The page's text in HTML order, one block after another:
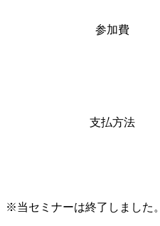
参加費
支払方法
※当セミナーは終了しました。